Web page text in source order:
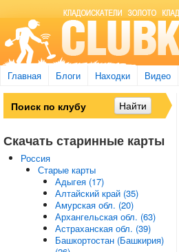
Главная Блоги Находки Видео
Скачать старинные карты
Россия
Старые карты
Адыгея (17)
Алтайский край (35)
Амурская обл. (20)
Архангельская обл. (63)
Астраханская обл. (39)
Башкортостан (Башкирия)